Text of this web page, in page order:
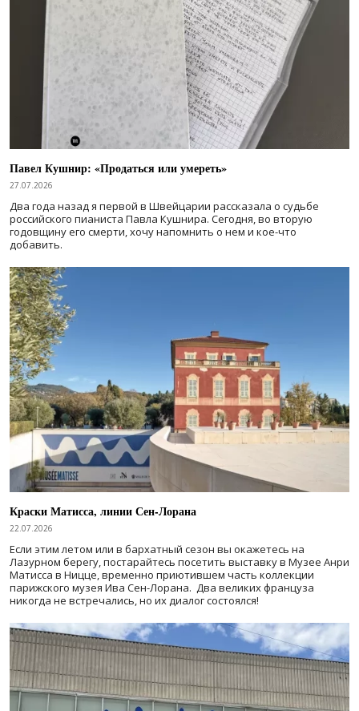
Павел Кушнир: «Продаться или умереть»
27.07.2026
Два года назад я первой в Швейцарии рассказала о судьбе
российского пианиста Павла Кушнира. Сегодня, во вторую
годовщину его смерти, хочу напомнить о нем и кое-что
добавить.
Краски Матисса, линии Сен-Лорана
22.07.2026
Если этим летом или в бархатный сезон вы окажетесь на
Лазурном берегу, постарайтесь посетить выставку в Музее Анри
Матисса в Ницце, временно приютившем часть коллекции
парижского музея Ива Сен-Лорана. Два великих француза
никогда не встречались, но их диалог состоялся!